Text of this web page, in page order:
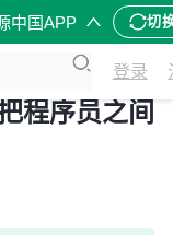
中国APP 切
登录
程序员之间